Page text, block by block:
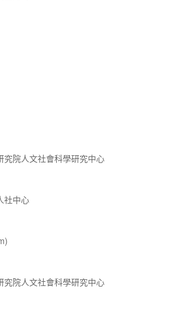
究院人文社會科學研究中心
社中心
究院人文社會科學研究中心